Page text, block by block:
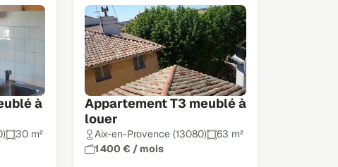
à
30 m²
Appartement T3 meublé à
louer
Aix-en-Provence (13080)
63 m²
1 400 € / mois